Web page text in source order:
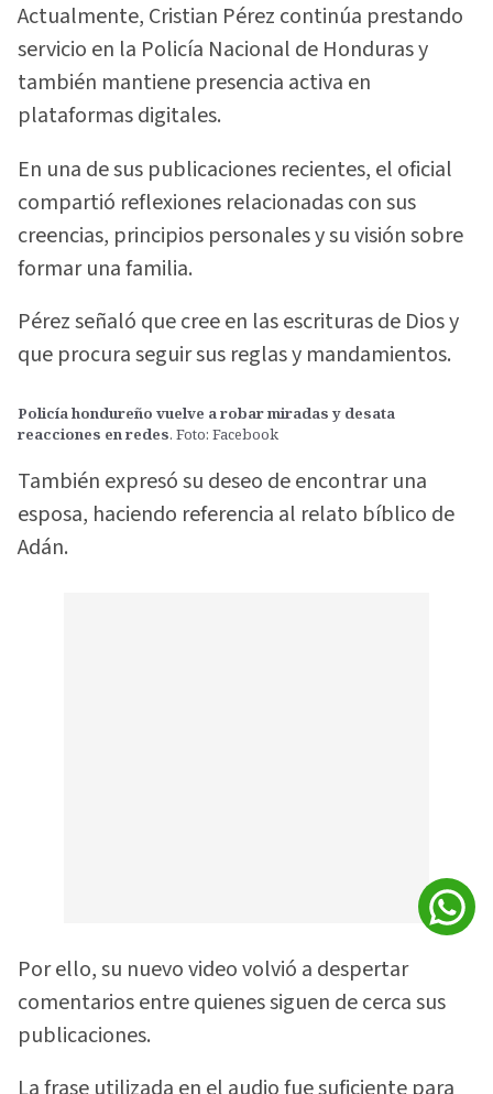
Actualmente, Cristian Pérez continúa prestando
servicio en la Policía Nacional de Honduras y
también mantiene presencia activa en
plataformas digitales.
En una de sus publicaciones recientes, el oficial
compartió reflexiones relacionadas con sus
creencias, principios personales y su visión sobre
formar una familia.
Pérez señaló que cree en las escrituras de Dios y
que procura seguir sus reglas y mandamientos.
Policía hondureño vuelve a robar miradas y desata
reacciones en redes. Foto: Facebook
También expresó su deseo de encontrar una
esposa, haciendo referencia al relato bíblico de
Adán.
Por ello, su nuevo video volvió a despertar
comentarios entre quienes siguen de cerca sus
publicaciones.